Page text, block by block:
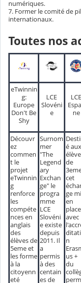
numériques.
7. Former le comité de
internationaux.
Toutes nos
eTwinnin
g:
Europe
Don't Be
Shy
LCE
Slovéni
e
LCE
ne
Découvr
ez
commen
t le
projet
eTwinnin
g
renforce
les
compéte
nces en
anglais
des
élèves de
5eme et
les forme
à la
citoyenn
eté
Surnom
mer
"The
Legend
ary
Exchan
ge" le
progra
mme
LCE
Slovéni
e existe
depuis
2011. Il
a
permis
à des
centain
es de
é aux
de
cet
ge
en
place
avec
n
us +
du